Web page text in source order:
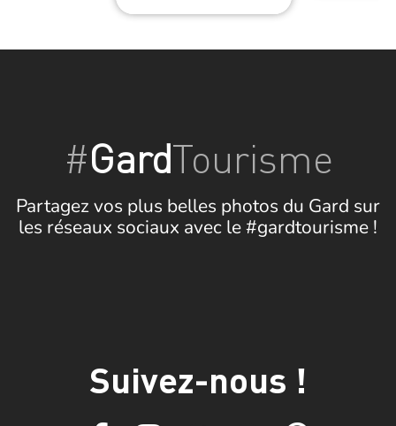
#GardTourisme
Partagez vos plus belles photos du Gard sur
les réseaux sociaux avec le #gardtourisme !
Suivez-nous !